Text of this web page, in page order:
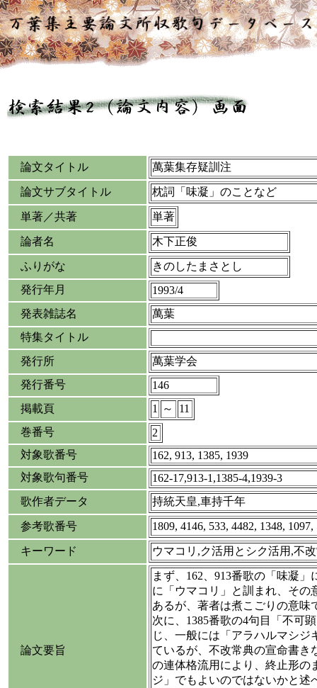
論文タイトル 萬葉集存疑訓注
論文サブタイトル 枕詞「味凝」のことなど
単著／共著 単著
論者名 木下正俊
ふりがな
きのしたまさとし
発行年月
1993/4
発表雑誌名
萬葉
特集タイトル
発行所
萬葉学会
発行番号
146
掲載頁
1 ～
11
巻番号
2
対象歌番号
162, 913, 1385, 1939
対象歌句番号
162-17,913-1,1385-4,1939-3
歌作者データ
持統天皇,車持千年
参考歌番号 1809, 4146, 533, 4482, 1348,
キーワード ウマコリ,ク活用とシク活用,不
論文要旨
まず、162、913番歌の「味凝
に「ウマコリ」と訓まれ、その
あるが、著者は煮こごりの意味
次に、1385番歌の4句目「不可
じ、一般には「アラハルマシジ
ているが、不改常典の宣命書き
の連体格流用により、終止形の
ジ」でもよいのではないかと述